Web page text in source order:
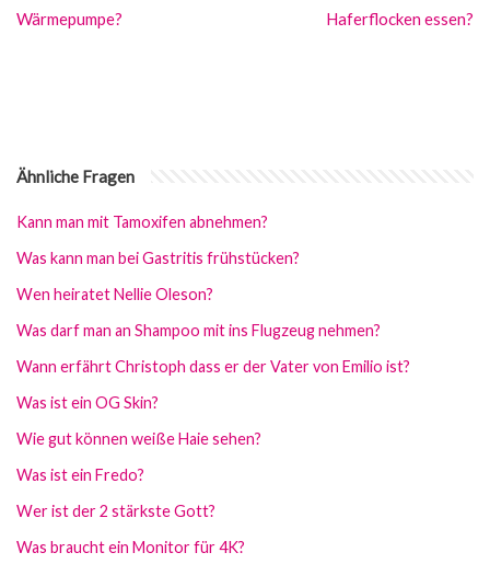
Wärmepumpe?
Haferflocken essen?
Ähnliche Fragen
Kann man mit Tamoxifen abnehmen?
Was kann man bei Gastritis frühstücken?
Wen heiratet Nellie Oleson?
Was darf man an Shampoo mit ins Flugzeug nehmen?
Wann erfährt Christoph dass er der Vater von Emilio ist?
Was ist ein OG Skin?
Wie gut können weiße Haie sehen?
Was ist ein Fredo?
Wer ist der 2 stärkste Gott?
Was braucht ein Monitor für 4K?